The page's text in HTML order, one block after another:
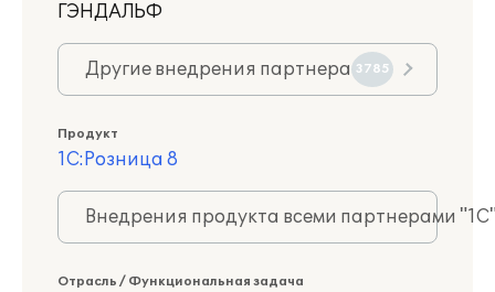
ГЭНДАЛЬФ
Другие внедрения партнера 3785
Продукт
1С:Розница 8
Внедрения продукта всеми партнерами
Отрасль / Функциональная задача